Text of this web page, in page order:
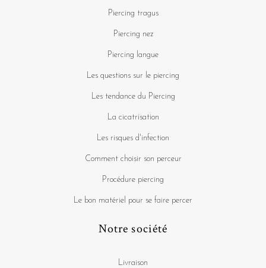
Piercing tragus
Piercing nez
Piercing langue
Les questions sur le piercing
Les tendance du Piercing
La cicatrisation
Les risques d'infection
Comment choisir son perceur
Procédure piercing
Le bon matériel pour se faire percer
Notre société
Livraison